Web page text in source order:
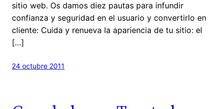
sitio web. Os damos diez pautas para infundir
confianza y seguridad en el usuario y convertirlo en
cliente: Cuida y renueva la apariencia de tu sitio: el
[…]
24 octubre 2011